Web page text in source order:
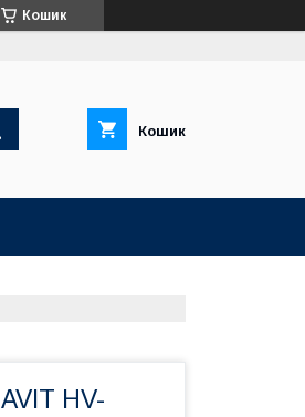
Кошик
Кошик
HV-